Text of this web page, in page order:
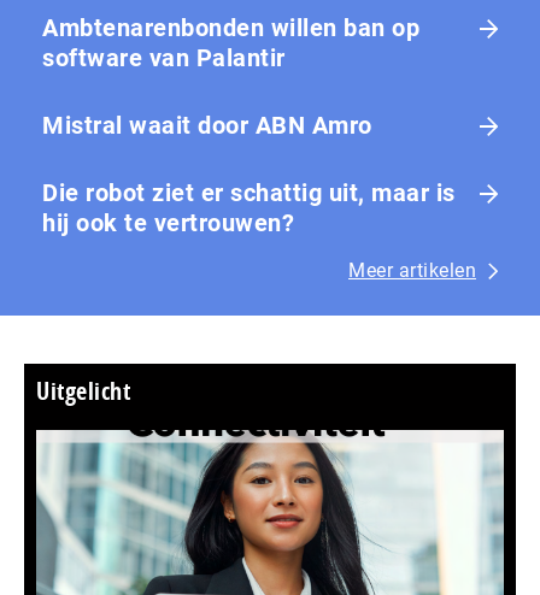
Ambtenarenbonden willen ban op
software van Palantir
Mistral waait door ABN Amro
Die robot ziet er schattig uit, maar is
hij ook te vertrouwen?
Meer artikelen
Uitgelicht